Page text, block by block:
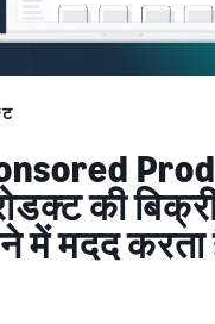
की
में मदद करता